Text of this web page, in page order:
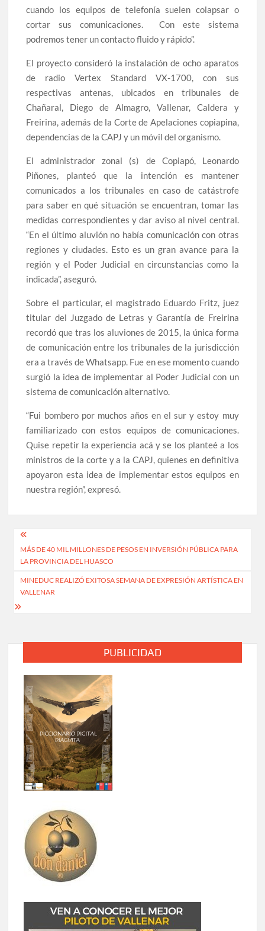
cuando los equipos de telefonía suelen colapsar o
cortar sus comunicaciones. Con este sistema
podremos tener un contacto fluido y rápido”.
El proyecto consideró la instalación de ocho aparatos
de radio Vertex Standard VX-1700, con sus
respectivas antenas, ubicados en tribunales de
Chañaral, Diego de Almagro, Vallenar, Caldera y
Freirina, además de la Corte de Apelaciones copiapina,
dependencias de la CAPJ y un móvil del organismo.
El administrador zonal (s) de Copiapó, Leonardo
Piñones, planteó que la intención es mantener
comunicados a los tribunales en caso de catástrofe
para saber en qué situación se encuentran, tomar las
medidas correspondientes y dar aviso al nivel central.
“En el último aluvión no había comunicación con otras
regiones y ciudades. Esto es un gran avance para la
región y el Poder Judicial en circunstancias como la
indicada”, aseguró.
Sobre el particular, el magistrado Eduardo Fritz, juez
titular del Juzgado de Letras y Garantía de Freirina
recordó que tras los aluviones de 2015, la única forma
de comunicación entre los tribunales de la jurisdicción
era a través de Whatsapp. Fue en ese momento cuando
surgió la idea de implementar al Poder Judicial con un
sistema de comunicación alternativo.
“Fui bombero por muchos años en el sur y estoy muy
familiarizado con estos equipos de comunicaciones.
Quise repetir la experiencia acá y se los planteé a los
ministros de la corte y a la CAPJ, quienes en definitiva
apoyaron esta idea de implementar estos equipos en
nuestra región”, expresó.
Navegación
de
entradas
MÁS DE 40 MIL MILLONES DE PESOS EN INVERSIÓN PÚBLICA PARA
LA PROVINCIA DEL HUASCO
MINEDUC REALIZÓ EXITOSA SEMANA DE EXPRESIÓN ARTÍSTICA EN
VALLENAR
PUBLICIDAD